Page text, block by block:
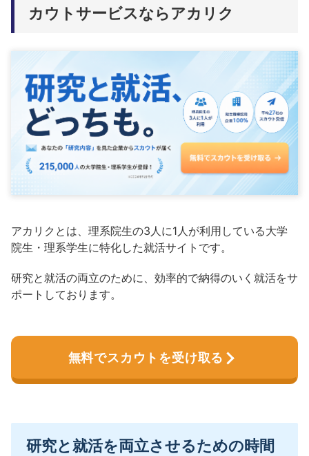
カウトサービスならアカリク
アカリクとは、理系院生の3人に1人が利用している大学
院生・理系学生に特化した就活サイトです。
研究と就活の両立のために、効率的で納得のいく就活をサ
ポートしております。
無料でスカウトを受け取る
研究と就活を両立させるための時間